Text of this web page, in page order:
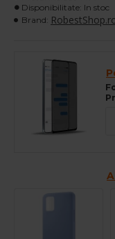
Disponibilitate: In stoc
Brand: